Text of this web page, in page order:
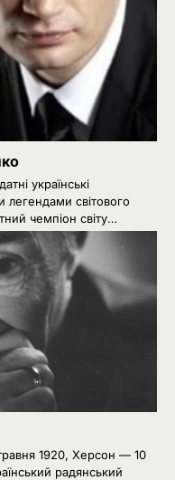
українські
легендами світового
чемпіон світу…
1920, Херсон — 10
радянський